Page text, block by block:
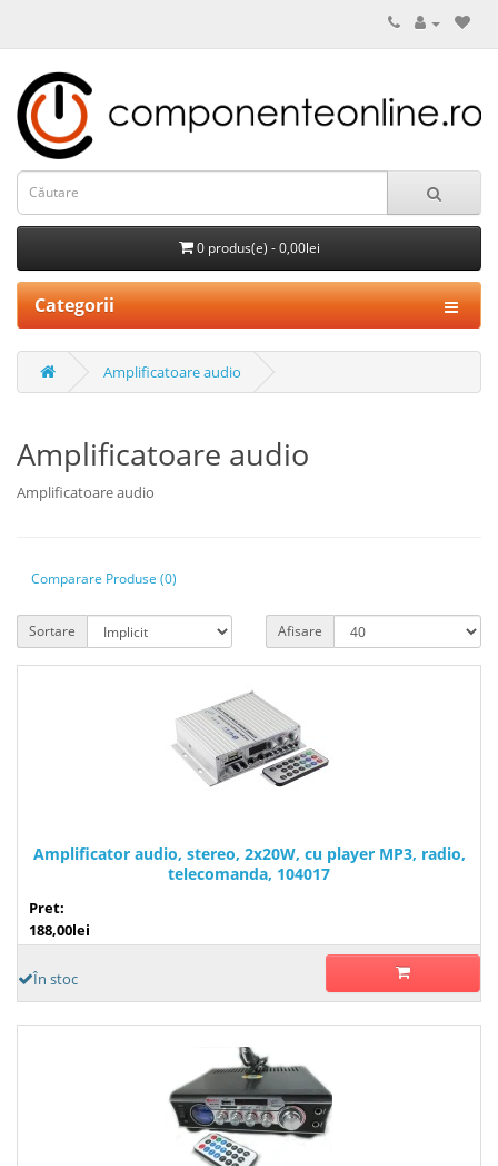
0 produs(e) - 0,00lei
Categorii
Amplificatoare audio
Amplificatoare audio
Amplificatoare audio
Comparare Produse (0)
Sortare Afisare
Amplificator audio, stereo, 2x20W, cu player MP3, radio,
telecomanda, 104017
Pret:
188,00lei
În stoc